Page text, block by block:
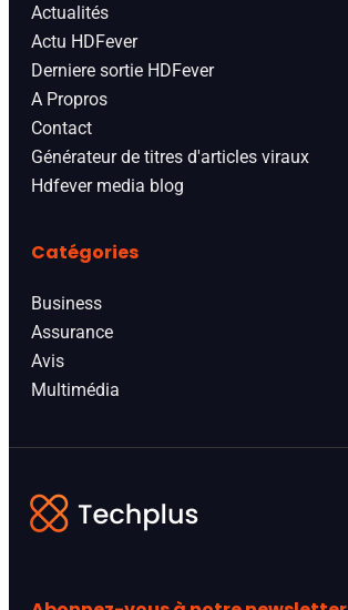
Actualités
Actu HDFever
Derniere sortie HDFever
A Propros
Contact
Générateur de titres d'articles viraux
Hdfever media blog
Catégories
Business
Assurance
Avis
Multimédia